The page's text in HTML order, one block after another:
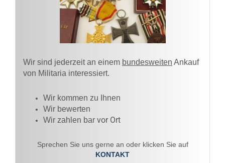
Wir sind jederzeit an einem bundesweiten Ankauf
von Militaria interessiert.
Wir kommen zu Ihnen​
Wir bewerten
Wir zahlen bar vor Ort
Sprechen Sie uns gerne an oder klicken Sie auf
KONTAKT